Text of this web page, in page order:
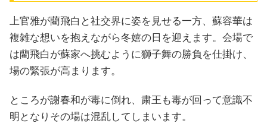
上官雅が藺飛白と社交界に姿を見せる一方、蘇容華は
複雑な想いを抱えながら冬嬉の日を迎えます。会場で
は藺飛白が蘇家へ挑むように獅子舞の勝負を仕掛け、
場の緊張が高まります。
ところが謝春和が毒に倒れ、粛王も毒が回って意識不
明となりその場は混乱してしまいます。